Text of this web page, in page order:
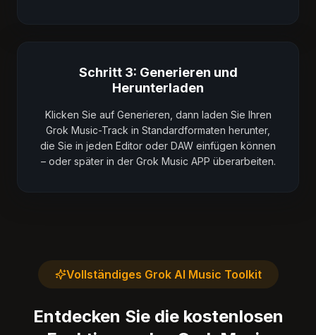
Schritt 3: Generieren und
Herunterladen
Klicken Sie auf Generieren, dann laden Sie Ihren
Grok Music-Track in Standardformaten herunter,
die Sie in jeden Editor oder DAW einfügen können
– oder später in der Grok Music APP überarbeiten.
Vollständiges Grok AI Music Toolkit
Entdecken Sie die kostenlosen